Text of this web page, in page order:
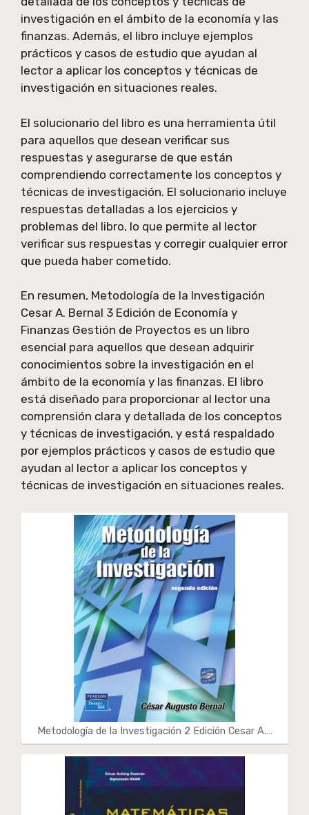
investigación en el ámbito de la economía y las
finanzas. Además, el libro incluye ejemplos
prácticos y casos de estudio que ayudan al
lector a aplicar los conceptos y técnicas de
investigación en situaciones reales.
El solucionario del libro es una herramienta útil
para aquellos que desean verificar sus
respuestas y asegurarse de que están
comprendiendo correctamente los conceptos y
técnicas de investigación. El solucionario incluye
respuestas detalladas a los ejercicios y
problemas del libro, lo que permite al lector
verificar sus respuestas y corregir cualquier error
que pueda haber cometido.
En resumen, Metodología de la Investigación
Cesar A. Bernal 3 Edición de Economía y
Finanzas Gestión de Proyectos es un libro
esencial para aquellos que desean adquirir
conocimientos sobre la investigación en el
ámbito de la economía y las finanzas. El libro
está diseñado para proporcionar al lector una
comprensión clara y detallada de los conceptos
y técnicas de investigación, y está respaldado
por ejemplos prácticos y casos de estudio que
ayudan al lector a aplicar los conceptos y
técnicas de investigación en situaciones reales.
Metodología de la Investigación 2 Edición Cesar A.…